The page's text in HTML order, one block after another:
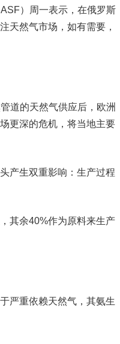
）周一表示，在俄罗斯
天然气市场，如有需要，
道的天然气供应后，欧洲
更深的危机，将当地主要
产生双重影响：生产过程
其余40%作为原料来生产
严重依赖天然气，其氨生